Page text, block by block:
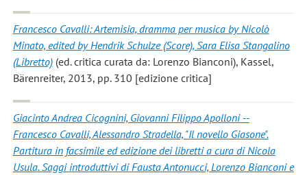
Francesco Cavalli: Artemisia, dramma per musica by Nicolò
Minato, edited by Hendrik Schulze (Score), Sara Elisa Stangalino
(Libretto)(ed. critica curata da: Lorenzo Bianconi), Kassel,
Bärenreiter, 2013, pp. 310 [edizione critica]
Giacinto Andrea Cicognini, Giovanni Filippo Apolloni --
Francesco Cavalli, Alessandro Stradella, "Il novello Giasone".
Partitura in facsimile ed edizione dei libretti a cura di Nicola
Usula. Saggi introduttivi di Fausta Antonucci, Lorenzo Bianconi e